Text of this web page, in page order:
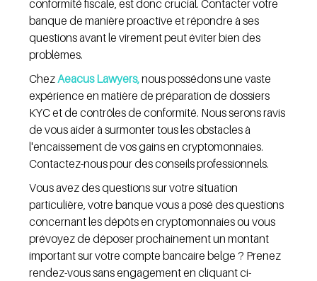
conformité fiscale, est donc crucial. Contacter votre
banque de manière proactive et répondre à ses
questions avant le virement peut éviter bien des
problèmes.
Chez Aeacus Lawyers, nous possédons une vaste
expérience en matière de préparation de dossiers
KYC et de contrôles de conformité. Nous serons ravis
de vous aider à surmonter tous les obstacles à
l'encaissement de vos gains en cryptomonnaies.
Contactez-nous pour des conseils professionnels.
Vous avez des questions sur votre situation
particulière, votre banque vous a posé des questions
concernant les dépôts en cryptomonnaies ou vous
prévoyez de déposer prochainement un montant
important sur votre compte bancaire belge ? Prenez
rendez-vous sans engagement en cliquant ci-